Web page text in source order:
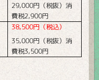
29,000円（税抜）消
費税2,900円
38,500円（税込）
35,000円（税抜）消
費税3,500円